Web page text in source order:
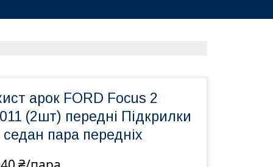
арок FORD Focus 2
(2шт) передні Підкрилки
пара передніх